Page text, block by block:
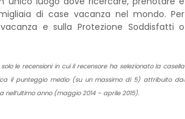
di case vacanza nel mondo. Per
e sulla Protezione Soddisfatti o
le recensioni in cui il recensore ha selezionato la casella
il punteggio medio (su un massimo di 5) attribuito dai
anno (maggio 2014 – aprile 2015).